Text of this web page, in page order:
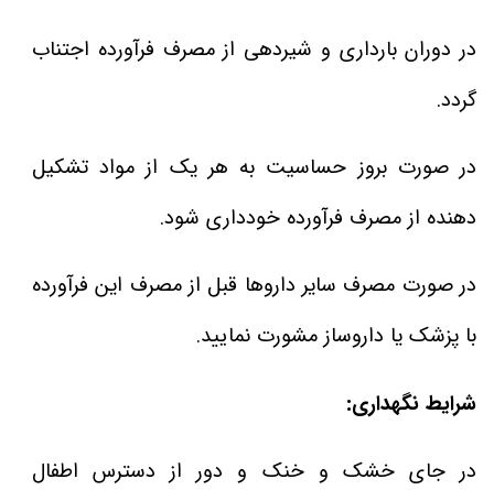
در دوران بارداری و شیردهی از مصرف فرآورده اجتناب
گردد.
در صورت بروز حساسیت به هر یک از مواد تشکیل
دهنده از مصرف فرآورده خودداری شود.
در صورت مصرف سایر داروها قبل از مصرف این فرآورده
با پزشک یا داروساز مشورت نمایید.
شرایط نگهداری:
در جای خشک و خنک و دور از دسترس اطفال